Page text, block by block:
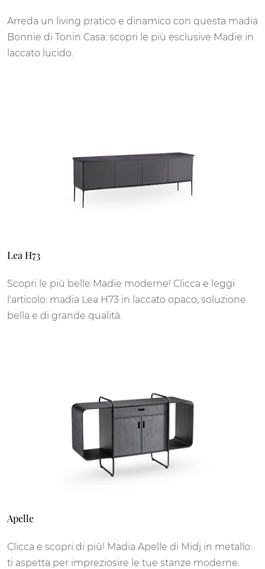
Arreda un living pratico e dinamico con questa madia
Bonnie di Tonin Casa: scopri le più esclusive Madie in
laccato lucido.
Lea H73
Scopri le più belle Madie moderne! Clicca e leggi
l'articolo: madia Lea H73 in laccato opaco, soluzione
bella e di grande qualità.
Apelle
Clicca e scopri di più! Madia Apelle di Midj in metallo:
ti aspetta per impreziosire le tue stanze moderne.